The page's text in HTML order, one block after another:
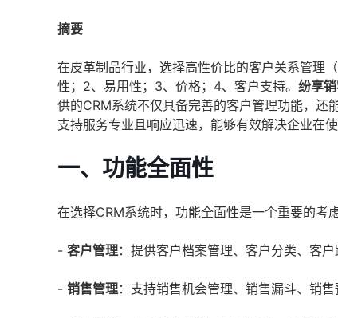
摘要
在皮革制品行业，选择高性价比的客户关系管理
性；2、易用性；3、价格；4、客户支持。 纷享
供的CRM系统不仅具备完善的客户管理功能，还
支持服务专业且响应迅速，能够有效解决企业在
一、功能全面性
在选择CRM系统时，功能全面性是一个重要的考
- 客户管理：提供客户档案管理、客户分类、客户
- 销售管理：支持销售机会管理、销售漏斗、销售